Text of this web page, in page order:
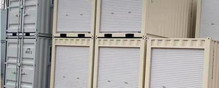
快速软帘门
快速堆积门
工业提升门